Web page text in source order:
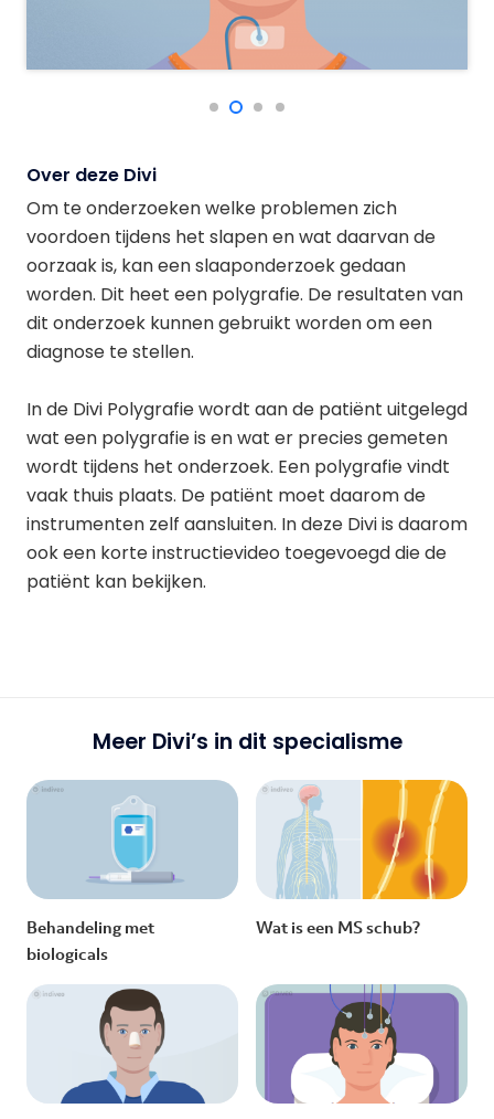
Over deze Divi
Om te onderzoeken welke problemen zich
voordoen tijdens het slapen en wat daarvan de
oorzaak is, kan een slaaponderzoek gedaan
worden. Dit heet een polygrafie. De resultaten van
dit onderzoek kunnen gebruikt worden om een
diagnose te stellen.
In de Divi Polygrafie wordt aan de patiënt uitgelegd
wat een polygrafie is en wat er precies gemeten
wordt tijdens het onderzoek. Een polygrafie vindt
vaak thuis plaats. De patiënt moet daarom de
instrumenten zelf aansluiten. In deze Divi is daarom
ook een korte instructievideo toegevoegd die de
patiënt kan bekijken.
Meer Divi’s in dit specialisme
Behandeling met
biologicals
Wat is een MS schub?